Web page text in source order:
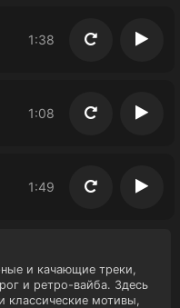
1:38 Повторить
1:08 Повторить
1:49 Повторить
и качающие треки,
и ретро-вайба. Здесь
классические мотивы,